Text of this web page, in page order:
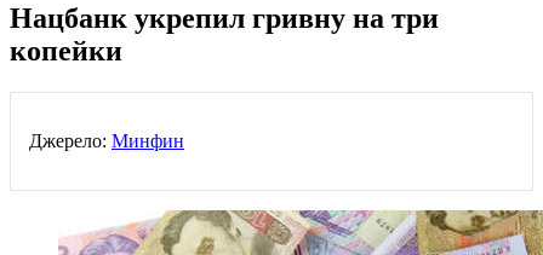
Нацбанк укрепил гривну на три
копейки
Джерело: Минфин